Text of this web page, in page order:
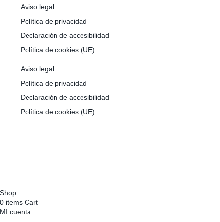
Aviso legal
Política de privacidad
Declaración de accesibilidad
Política de cookies (UE)
Aviso legal
Política de privacidad
Declaración de accesibilidad
Política de cookies (UE)
Shop
0 items Cart
MI cuenta